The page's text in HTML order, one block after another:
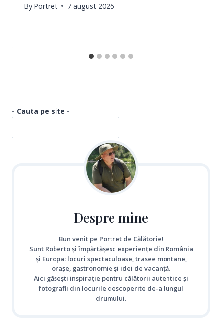
By Portret 7 august 2026
- Cauta pe site -
Despre mine
Bun venit pe Portret de Călătorie!
Sunt Roberto și împărtășesc experiențe din România
și Europa: locuri spectaculoase, trasee montane,
orașe, gastronomie și idei de vacanță.
Aici găsești inspirație pentru călătorii autentice și
fotografii din locurile descoperite de-a lungul
drumului.